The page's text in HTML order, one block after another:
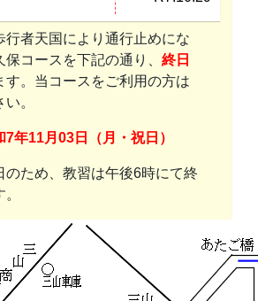
行者天国により通行止めにな
保コースを下記の通り、 終日
す。当コースをご利用の方は
。
7年11月03日（月・祝日）
ため、教習は午後6時にて終